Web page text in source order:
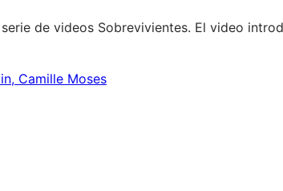
de videos Sobrevivientes. El video